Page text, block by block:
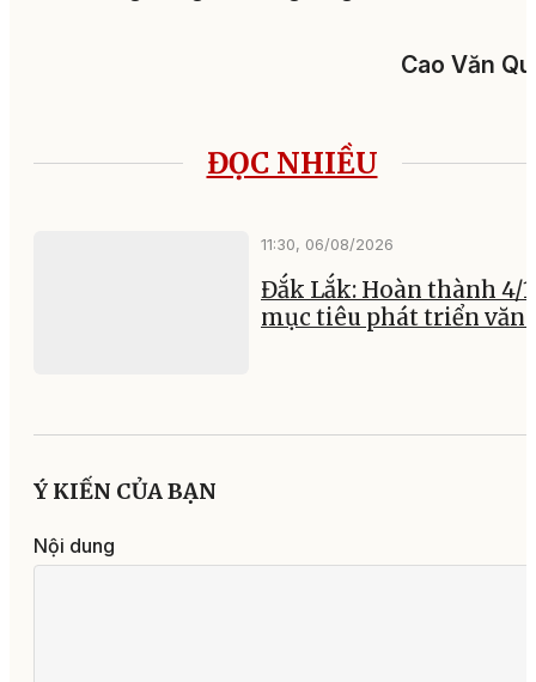
Cao Văn
ĐỌC NHIỀU
11:30, 06/08/2026
Đắk Lắk: Hoàn thành 4/
mục tiêu phát triển văn
Ý KIẾN CỦA BẠN
Nội dung